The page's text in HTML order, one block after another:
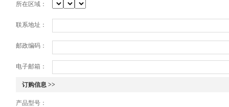
所在区域：
联系地址：
邮政编码：
电子邮箱：
订购信息 >>
产品型号：